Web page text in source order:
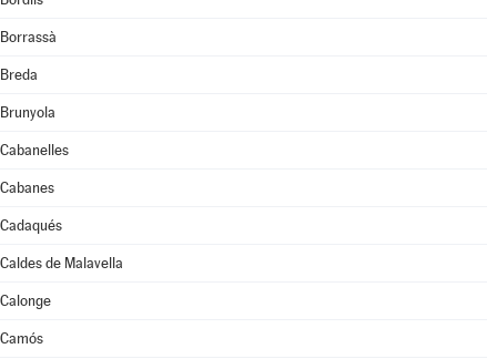
Borrassà
Breda
Brunyola
Cabanelles
Cabanes
Cadaqués
Caldes de Malavella
Calonge
Camós